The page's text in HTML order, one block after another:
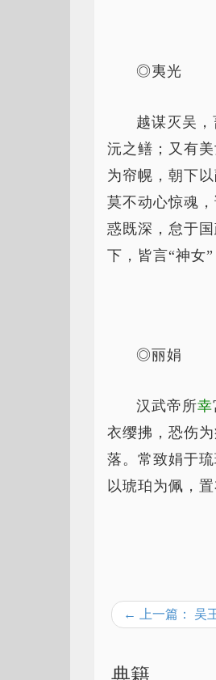
◎夷光
越谋灭吴
沅之鳝；又有
为帘幌，朝下
莫不动心惊魂
惑既深，怠于
下，皆言“神女
◎丽娟
汉武帝所幸
衣缨拂，恐伤
落。常致娟于
以琥珀为佩，
← 上一篇： 吴
典籍